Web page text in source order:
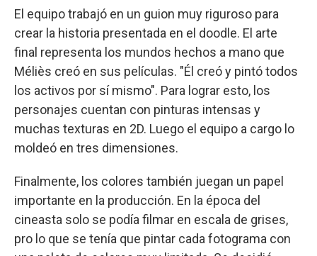
El equipo trabajó en un guion muy riguroso para
crear la historia presentada en el doodle. El arte
final representa los mundos hechos a mano que
Méliès creó en sus películas. "Él creó y pintó todos
los activos por sí mismo". Para lograr esto, los
personajes cuentan con pinturas intensas y
muchas texturas en 2D. Luego el equipo a cargo lo
moldeó en tres dimensiones.
Finalmente, los colores también juegan un papel
importante en la producción. En la época del
cineasta solo se podía filmar en escala de grises,
pro lo que se tenía que pintar cada fotograma con